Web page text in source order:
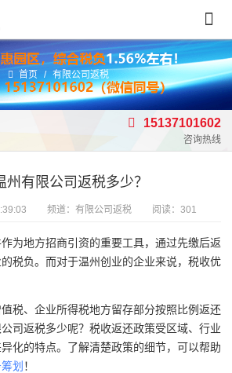
首页 / 有限公司返税
15137101602
咨询热线
州有限公司返税多少？
频道： 有限公司返税 阅读：301
为地方招商引资的重要工具，通过先缴后返
税负。而对于温州创业的企业来说，税收优
税、企业所得税地方留存部分按照比例返还
司返税多少呢？税收返还政策受区域、行业
化的特点。了解清楚政策的细节，可以帮助
划 ！